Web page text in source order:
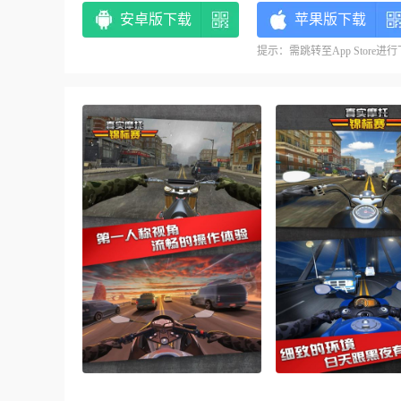
安卓版下载 苹果版下载
提示：需跳转至App Store进行